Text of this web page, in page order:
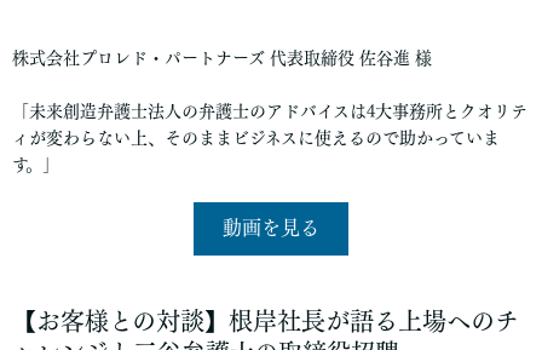
株式会社プロレド・パートナーズ 代表取締役 佐谷進 様
「未来創造弁護士法人の弁護士のアドバイスは4大事務所とクオリテ
ィが変わらない上、そのままビジネスに使えるので助かっていま
す。」
動画を見る
【お客様との対談】 根岸社長が語る上場へのチ